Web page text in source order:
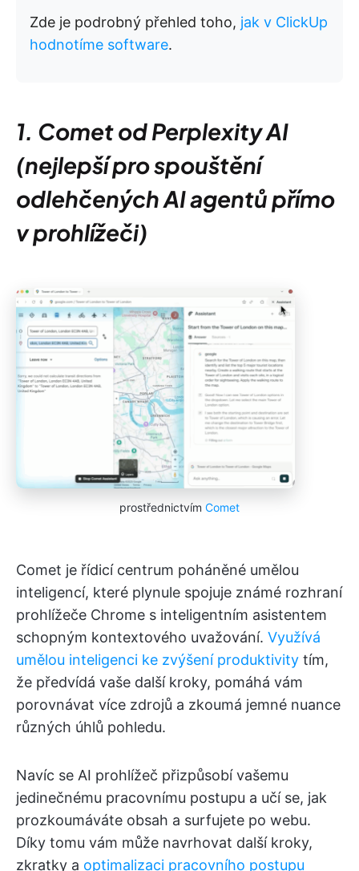
Zde je podrobný přehled toho, jak v ClickUp
hodnotíme software.
1. Comet od Perplexity AI
(nejlepší pro spouštění
odlehčených AI agentů přímo
v prohlížeči)
prostřednictvím Comet
Comet je řídicí centrum poháněné umělou
inteligencí, které plynule spojuje známé rozhraní
prohlížeče Chrome s inteligentním asistentem
schopným kontextového uvažování. Využívá
umělou inteligenci ke zvýšení produktivity tím,
že předvídá vaše další kroky, pomáhá vám
porovnávat více zdrojů a zkoumá jemné nuance
různých úhlů pohledu.
Navíc se AI prohlížeč přizpůsobí vašemu
jedinečnému pracovnímu postupu a učí se, jak
prozkoumáváte obsah a surfujete po webu.
Díky tomu vám může navrhovat další kroky,
zkratky a optimalizaci pracovního postupu